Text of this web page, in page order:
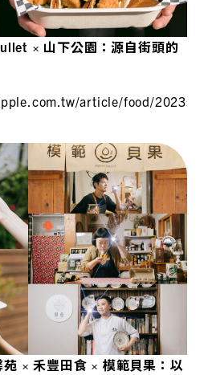
× 山下公園：源自街頭的
article/food/
× 禾豐田食 × 模範貝果：以